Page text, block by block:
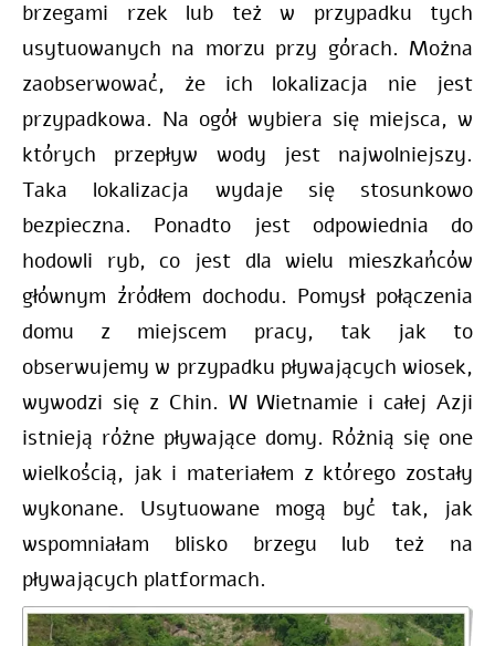
brzegami rzek lub też w przypadku tych
usytuowanych na morzu przy górach. Można
zaobserwować, że ich lokalizacja nie jest
przypadkowa. Na ogół wybiera się miejsca, w
których przepływ wody jest najwolniejszy.
Taka lokalizacja wydaje się stosunkowo
bezpieczna. Ponadto jest odpowiednia do
hodowli ryb, co jest dla wielu mieszkańców
głównym źródłem dochodu. Pomysł połączenia
domu z miejscem pracy, tak jak to
obserwujemy w przypadku pływających wiosek,
wywodzi się z Chin. W Wietnamie i całej Azji
istnieją różne pływające domy. Różnią się one
wielkością, jak i materiałem z którego zostały
wykonane. Usytuowane mogą być tak, jak
wspomniałam blisko brzegu lub też na
pływających platformach.